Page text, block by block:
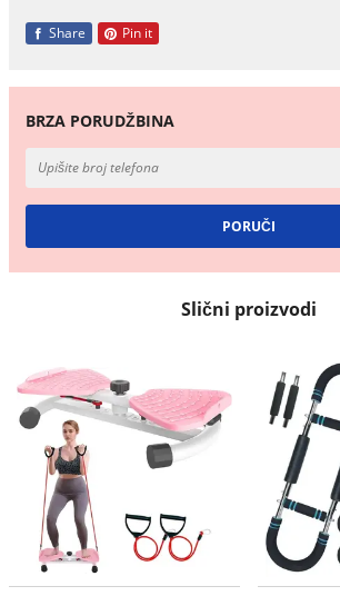
Share Pin it
BRZA PORUDŽBINA
Slični proizvodi